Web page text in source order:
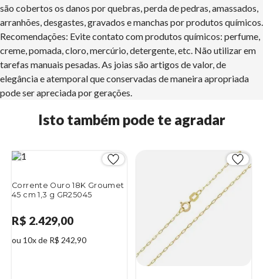
são cobertos os danos por quebras, perda de pedras, amassados,
arranhões, desgastes, gravados e manchas por produtos químicos.
Recomendações: Evite contato com produtos químicos: perfume,
creme, pomada, cloro, mercúrio, detergente, etc. Não utilizar em
tarefas manuais pesadas. As joias são artigos de valor, de
elegância e atemporal que conservadas de maneira apropriada
pode ser apreciada por gerações.
Isto também pode te agradar
Corrente Ouro 18K Groumet
45 cm 1,3 g GR25045
R$ 2.429,00
ou 10x de R$ 242,90